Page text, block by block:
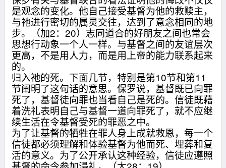
是观念的变化。他自己接受基督为他的救赎主，
与祂进行密切的属灵交往，达到了意念相同的地
步。（加2：20）志同道合的好朋友之间也常会
思想行动象一个人一样。与基督之间的友谊层次
更高，不是用人力，而是用上帝的能力联系起来
的。
归入祂的死。下面几节，特别是第10节和第11
节阐明了这句话的意思。保罗说，基督既已向罪
死了，基督徒向罪也当看自己是死的。信徒既藉
着洗礼表明自己与基督一道向罪死了，就不应继
续生活在令基督受死的罪恶之中。
为了让基督的牺牲在罪人身上成就救恩，每一个
信徒都必须理解和体验基督为他而死、埋葬和复
活的意义。为了公开承认这种经验，信徒应遵照